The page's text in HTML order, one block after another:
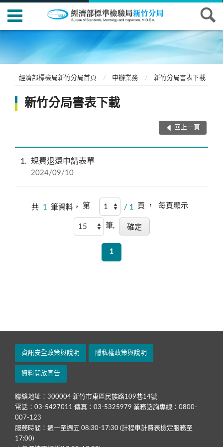
經濟部標檢局新竹分局首頁 申辦業務 新竹分局書表下載
新竹分局書表下載
回上一頁
1 規費退還申請表單
2024/09/10
共 1 筆資料， 第 / 1 頁 ， 每頁顯示
筆,
1
資訊安全政策與說明 隱私權政策與說明
資料開放宣告
聯絡地址：300004 新竹市東區民族路109巷14號
電話：03-5427011 傳真：03-5325979 業務諮詢專線：0800-
007-123
服務時間：週一至週五 08:30-17:30 (計程車計費表檢定服務至
17:00)